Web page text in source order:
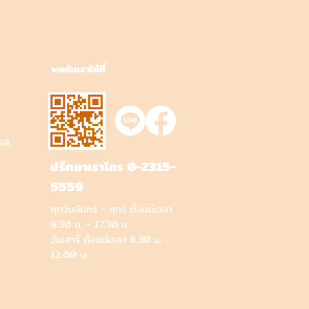
พบกับเราได้ที่
ปรึกษาเราโทร 0-2315-
5559
ทุกวันจันทร์ - ศุกร์ ตั้งแต่เวลา
8.30 น. - 17.30 น.
วันเสาร์ ตั้งแต่เวลา 8.30 น. -
12.00 น.